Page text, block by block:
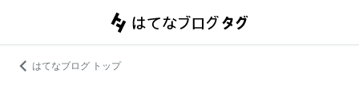
はてなブログ トップ